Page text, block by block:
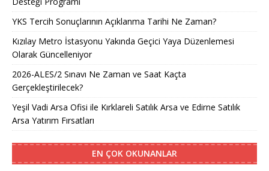
YKS Tercih Sonuçlarının Açıklanma Tarihi Ne Zaman?
Kızılay Metro İstasyonu Yakında Geçici Yaya Düzenlemesi
Olarak Güncelleniyor
2026-ALES/2 Sınavı Ne Zaman ve Saat Kaçta
Gerçekleştirilecek?
Yeşil Vadi Arsa Ofisi ile Kırklareli Satılık Arsa ve Edirne Satılık
Arsa Yatırım Fırsatları
EN ÇOK OKUNANLAR